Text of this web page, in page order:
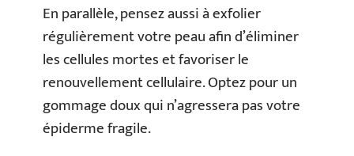
En parallèle, pensez aussi à exfolier
régulièrement votre peau afin d’éliminer
les cellules mortes et favoriser le
renouvellement cellulaire. Optez pour un
gommage doux qui n’agressera pas votre
épiderme fragile.